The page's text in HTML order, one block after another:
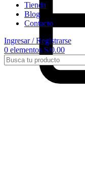
Tienda
Blog
Contacto
Ingresar / Registrarse
0 elementos S/0.00